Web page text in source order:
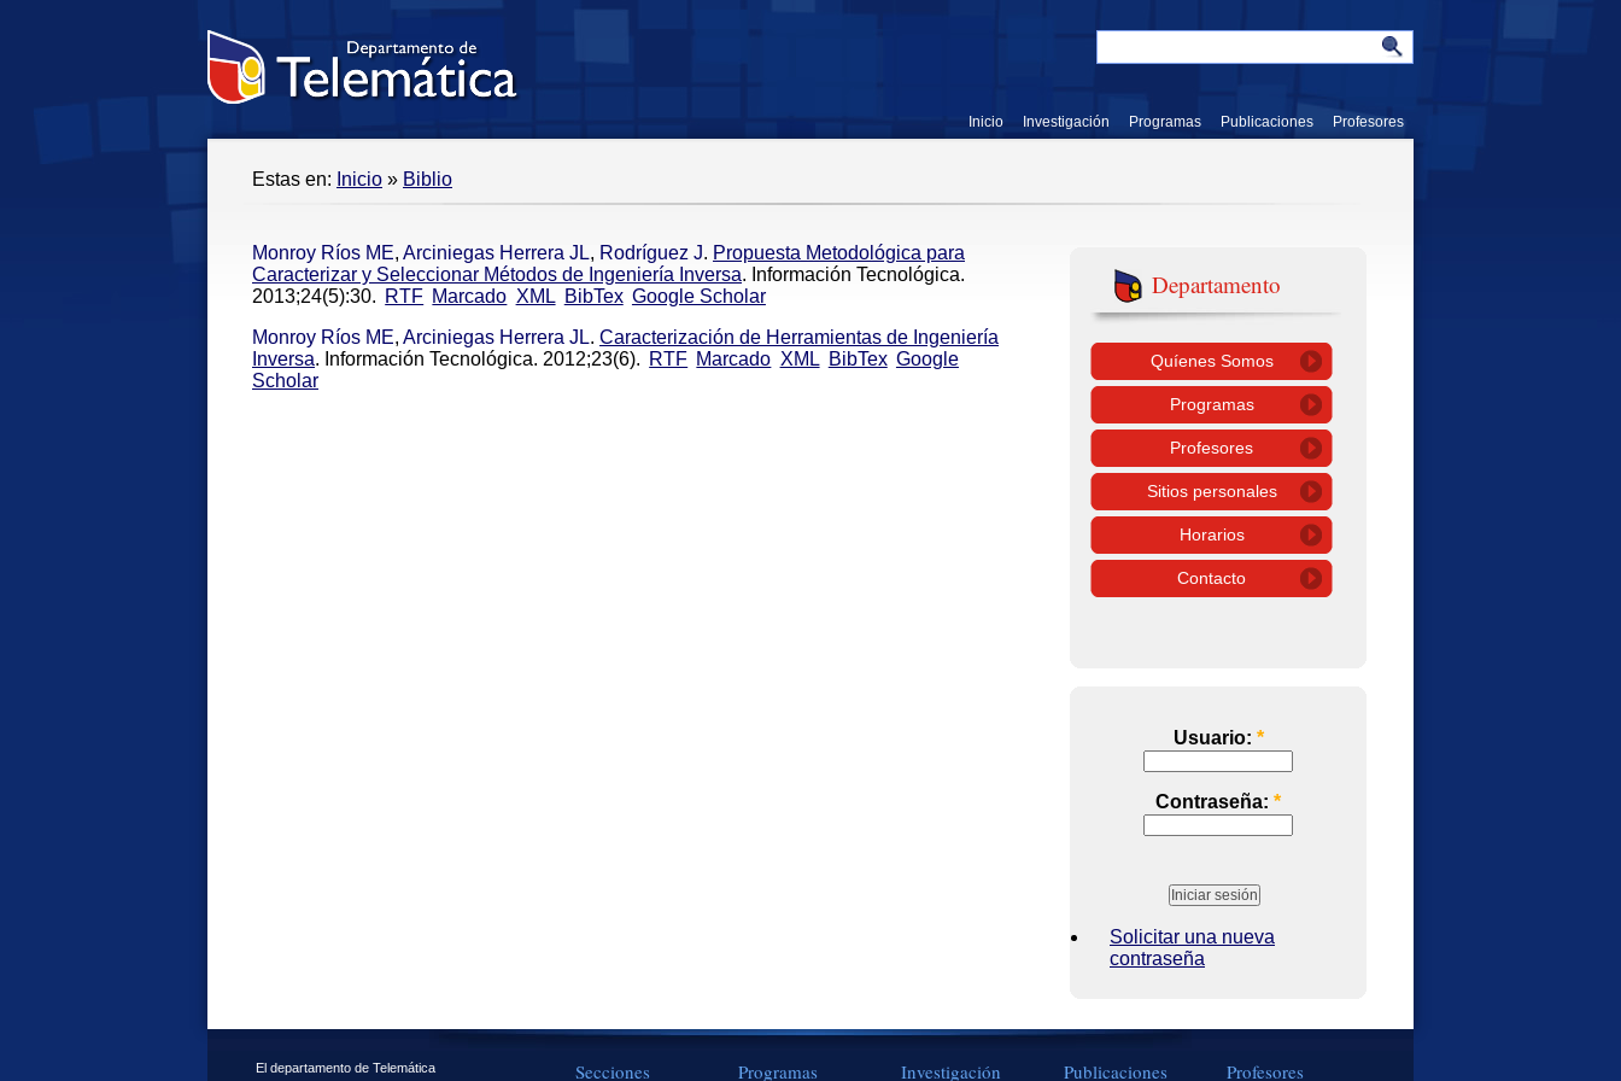
Inicio Investigación Programas Publicaciones Profesores
Estas en: Inicio » Biblio
Monroy Ríos ME, Arciniegas Herrera JL, Rodríguez J. Propuesta Metodológica para
Caracterizar y Seleccionar Métodos de Ingeniería Inversa. Información Tecnológica.
2013;24(5):30. RTF Marcado XML BibTex Google Scholar
Monroy Ríos ME, Arciniegas Herrera JL. Caracterización de Herramientas de Ingeniería
Inversa. Información Tecnológica. 2012;23(6). RTF Marcado XML BibTex Google
Scholar
Departamento
Quíenes Somos
Programas
Profesores
Sitios personales
Horarios
Contacto
Usuario: *
Contraseña: *
Solicitar una nueva
contraseña
El departamento de Telemática
Secciones Programas Investigación Publicaciones Profesores